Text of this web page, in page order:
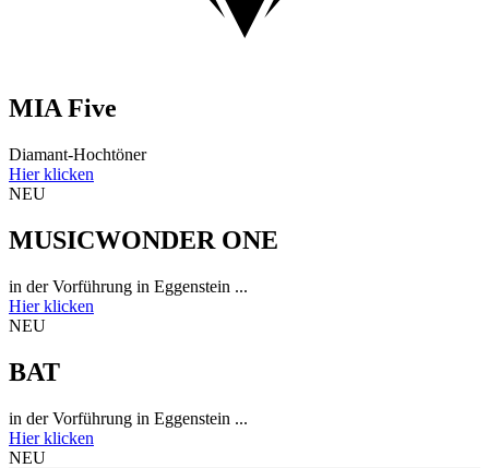
MIA Five
Diamant-Hochtöner
Hier klicken
NEU
MUSICWONDER ONE
in der Vorführung in Eggenstein ...
Hier klicken
NEU
BAT
in der Vorführung in Eggenstein ...
Hier klicken
NEU